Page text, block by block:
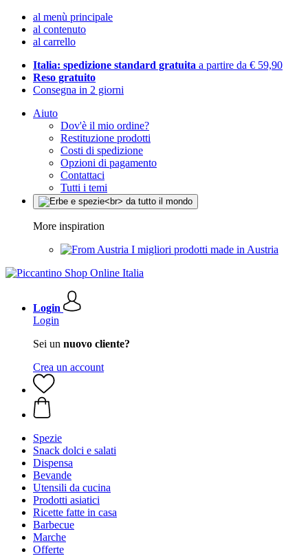
al menù principale
al contenuto
al carrello
Italia: spedizione standard gratuita a partire da € 59,90
Reso gratuito
Consegna in 2 giorni
Aiuto
Dov'è il mio ordine?
Restituzione prodotti
Costi di spedizione
Opzioni di pagamento
Contattaci
Tutti i temi
More inspiration
I migliori prodotti made in Austria
Login
Login
Sei un nuovo cliente?
Crea un account
Spezie
Snack dolci e salati
Dispensa
Bevande
Utensili da cucina
Prodotti asiatici
Ricette fatte in casa
Barbecue
Marche
Offerte